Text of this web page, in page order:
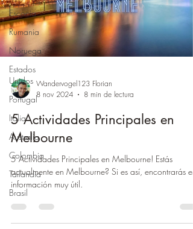
Escocia
Rumania
Noruega
Estados
Unidos
Portugal
Italia
Australia
Colombia
Tailandia
Brasil
Wandervogel123 Florian
8 nov 2024
8 min de lectura
5 Actividades Principales en
Melbourne
5 Actividades Principales en Melbourne! Estás
actualmente en Melbourne? Si es así, encontrarás
información muy útil.